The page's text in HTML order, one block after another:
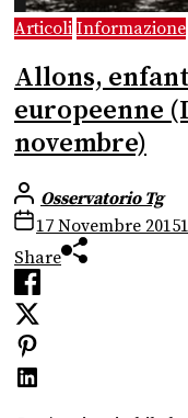
Articoli Informazione
Allons,
europeenne
novembre)
Osservatorio Tg
17 Novembre 2015
Share